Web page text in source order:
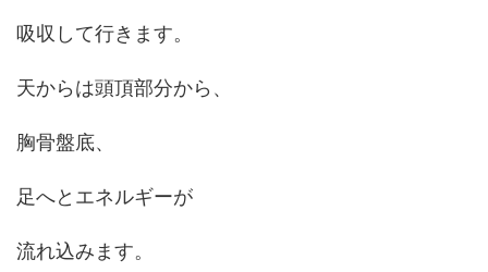
吸収して行きます。
天からは頭頂部分から、
胸骨盤底、
足へとエネルギーが
流れ込みます。